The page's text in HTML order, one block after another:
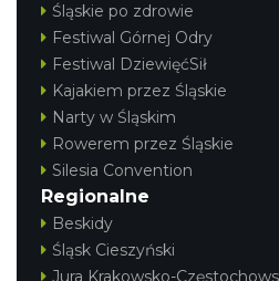
Śląskie po zdrowie
Festiwal Górnej Odry
Festiwal DziewięćSił
Kajakiem przez Śląskie
Narty w Śląskim
Rowerem przez Śląskie
Silesia Convention
Regionalne
Beskidy
Śląsk Cieszyński
Jura Krakowsko-